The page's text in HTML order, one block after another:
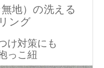
地）の洗える
ング
け対策にも
っこ紐